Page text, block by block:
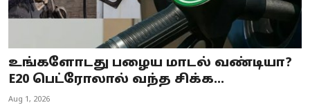
உங்களோடது பழைய மாடல் வண்டியா?
E20 பெட்ரோலால் வந்த சிக்க...
Aug 1, 2026